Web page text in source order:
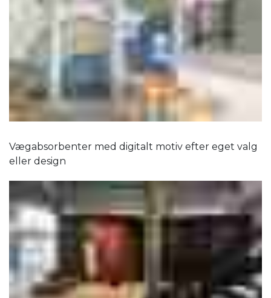
Vægabsorbenter med digitalt motiv efter eget valg
eller design